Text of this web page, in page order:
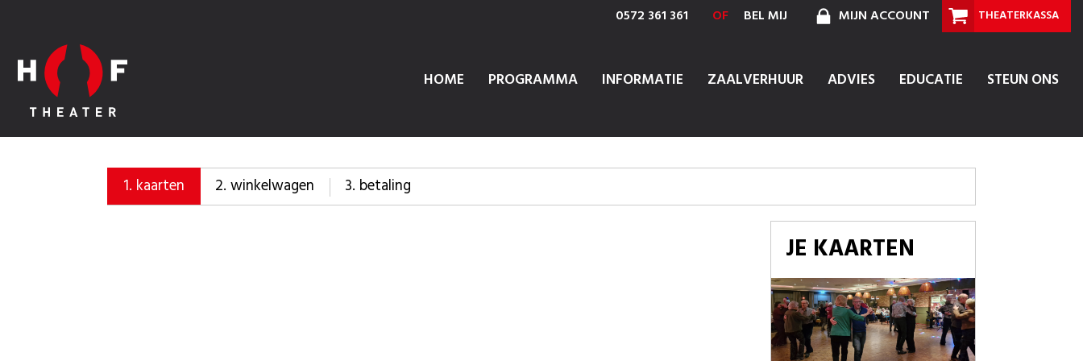
0572 361 361 OF BEL MIJ MIJN ACCOUNT THEATERKASSA
HOME PROGRAMMA INFORMATIE ZAALVERHUUR ADVIES EDUCATIE STEUN ONS
1. kaarten 2.winkelwagen 3. betaling
JE KAARTEN